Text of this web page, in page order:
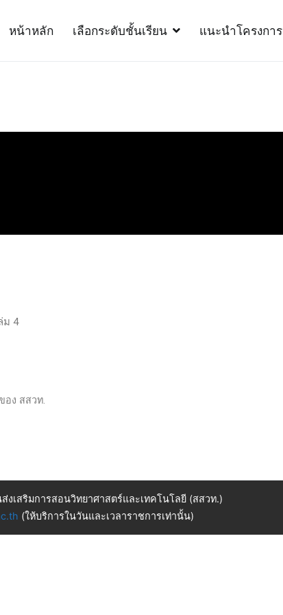
หน้าหลัก เลือกระดับชั้นเรียน แนะนำโครงการ
ม 4
อง สสวท.
งเสริมการสอนวิทยาศาสตร์และเทคโนโลยี (สสวท.)
(ให้บริการในวันและเวลาราชการเท่านั้น)